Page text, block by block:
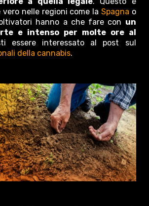
nelle regioni come la Spagna o
hanno a che fare con un
e intenso per molte ore al
essere interessato al post sul
della cannabis.